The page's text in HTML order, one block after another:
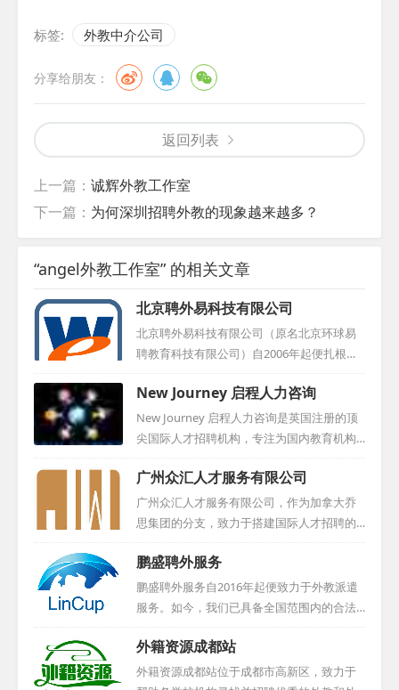
标签: 外教中介公司
分享给朋友：
返回列表
上一篇： 诚辉外教工作室
下一篇： 为何深圳招聘外教的现象越来越多？
“angel外教工作室” 的相关文章
北京聘外易科技有限公司
北京聘外易科技有限公司（原名北京环球易
聘教育科技有限公司）自2006年起便扎根于
国际文化交流领域，得益于各级部门的支持
与协助，迅速发展成为这一领域的先驱之
一。我们的服务对象既涵盖了寻求外籍人才
的企事业单位，也包括了那些希望在中国找
到合适工作机会的外籍专业人才。在聘外易
科技的运营体系中，我们设有专业的信息技
术研发团队和外籍人才服务团队，致力于让
外教招聘变得更为便捷高效。此外，我们还
号，并积累了2000+教育领域的客户信任与支
持。...
New Journey 启程人力咨询
New Journey 启程人力咨询是英国注册的顶
尖国际人才招聘机构，专注为国内教育机构
提供国际人才招聘方案，并搭建与英国优质
教育资源的桥梁。服务涵盖人力资源招聘、
签证办理及材料审核，致力于中英文化交流
推广。通过广告宣传、社交媒体和网站等，
实时更新招聘信息，并在英国主流招聘平台
投放广告。...
广州众汇人才服务有限公司
广州众汇人才服务有限公司，作为加拿大乔
思集团的分支，致力于搭建国际人才招聘的
一站式平台。公司承袭乔思教育集团的核心
理念，精心打造从国际人才筛选、面试，到
签证办理、入境指导等全链条定制化服务。
我们倾听企业招聘全球人才的诉求，也尊重
外籍候选人的求职意愿，力求提供最优质、
最贴心的全方位服务。通过广州众汇人才服
务有限公司，企业和求职者都能找到满意的
合作伙伴，实现共赢。...
鹏盛聘外服务
鹏盛聘外服务自2016年起便致力于外教派遣
服务。如今，我们已具备全国范围内的合法
派遣资质，外教均持有有效工作签证。在短
短三年多的时间里，我们成功为超过200家幼
儿教育机构、约1200家语言培训及国际学校
外籍资源成都站
外籍资源成都站位于成都市高新区，致力于